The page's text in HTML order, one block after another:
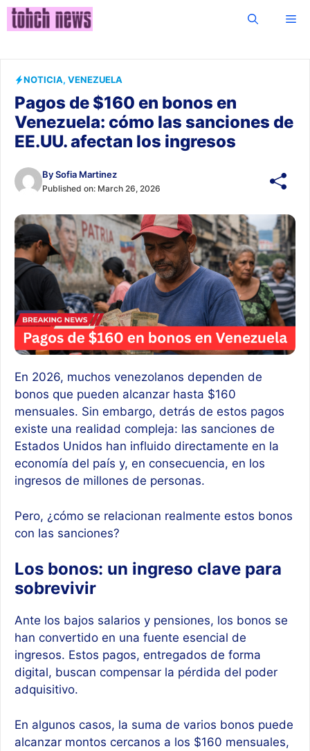
Skip
NOTICIA, VENEZUELA
Pagos de $160 en bonos en
Venezuela: cómo las sanciones de
EE.UU. afectan los ingresos
BySofia Martinez
Published on: March 26, 2026
En 2026, muchos venezolanos dependen de
bonos que pueden alcanzar hasta $160
mensuales. Sin embargo, detrás de estos pagos
existe una realidad compleja: las sanciones de
Estados Unidos han influido directamente en la
economía del país y, en consecuencia, en los
ingresos de millones de personas.
Pero, ¿cómo se relacionan realmente estos bonos
con las sanciones?
Los bonos: un ingreso clave para
sobrevivir
Ante los bajos salarios y pensiones, los bonos se
han convertido en una fuente esencial de
ingresos. Estos pagos, entregados de forma
digital, buscan compensar la pérdida del poder
adquisitivo.
En algunos casos, la suma de varios bonos puede
alcanzar montos cercanos a los $160 mensuales,